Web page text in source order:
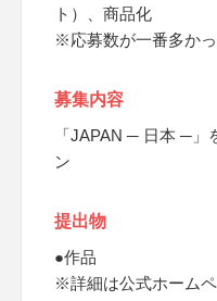
ト）、商品化
※応募数が一番多か
募集内容
「JAPAN ─ 日本 ─」
ン
提出物
●作品
※詳細は公式ホーム